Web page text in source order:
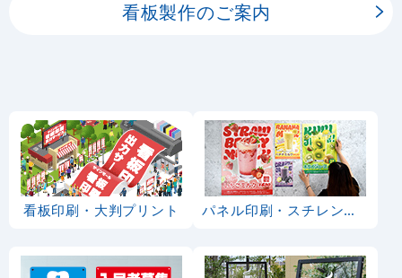
看板製作のご案内
看板印刷・大判プリント パネル印刷・スチレンボード